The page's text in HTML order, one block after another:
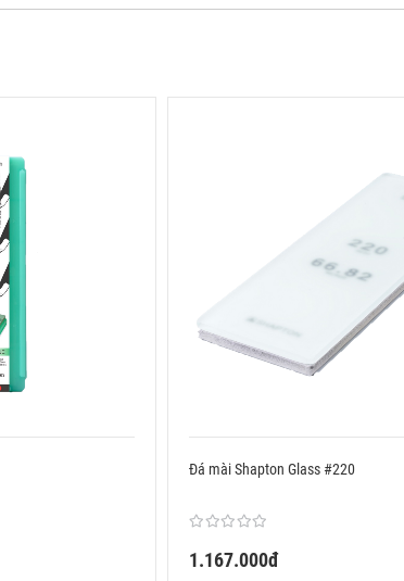
Đá mài Shapton Glass #220
1.167.000đ